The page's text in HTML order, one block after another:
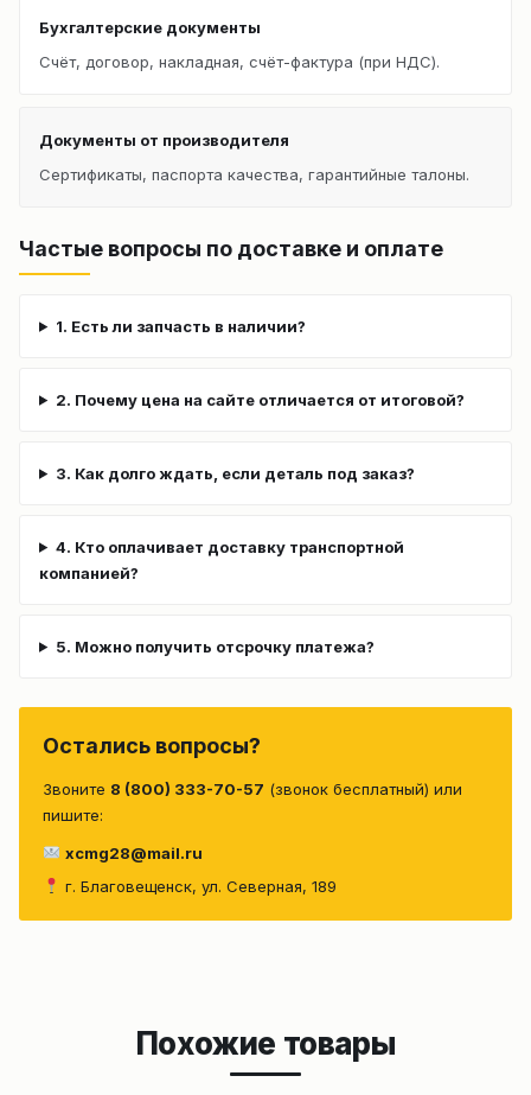
Бухгалтерские документы
Счёт, договор, накладная, счёт-фактура (при НДС).
Документы от производителя
Сертификаты, паспорта качества, гарантийные талоны.
Частые вопросы по доставке и оплате
1. Есть ли запчасть в наличии?
2. Почему цена на сайте отличается от итоговой?
3. Как долго ждать, если деталь под заказ?
4. Кто оплачивает доставку транспортной
компанией?
5. Можно получить отсрочку платежа?
Остались вопросы?
Звоните 8 (800) 333-70-57 (звонок бесплатный) или
пишите:
xcmg28@mail.ru
г. Благовещенск, ул. Северная, 189
Похожие товары